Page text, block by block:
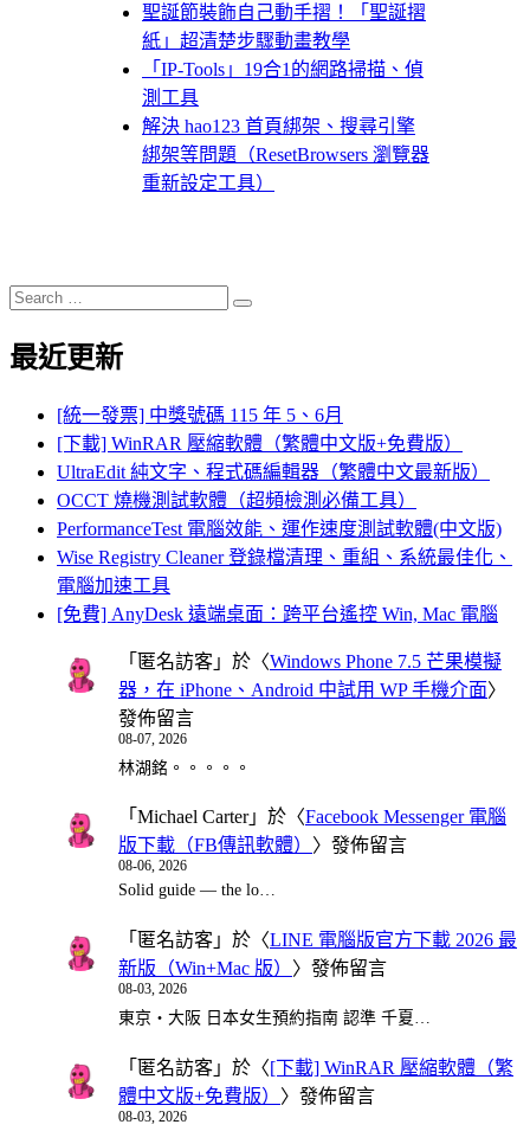
聖誕節裝飾自己動手摺！「聖誕摺
紙」超清楚步驟動畫教學
「IP-Tools」19合1的網路掃描、偵
測工具
解決 hao123 首頁綁架、搜尋引擎
綁架等問題（ResetBrowsers 瀏覽器
重新設定工具）
Search
for:
Search
最近更新
[統一發票] 中獎號碼 115 年 5、6月
[下載] WinRAR 壓縮軟體（繁體中文版+免費版）
UltraEdit 純文字、程式碼編輯器（繁體中文最新版）
OCCT 燒機測試軟體（超頻檢測必備工具）
PerformanceTest 電腦效能、運作速度測試軟體(中文版)
Wise Registry Cleaner 登錄檔清理、重組、系統最佳化、
電腦加速工具
[免費] AnyDesk 遠端桌面：跨平台遙控 Win, Mac 電腦
「 匿名訪客 」於〈Windows Phone 7.5 芒果模擬
器，在 iPhone、Android 中試用 WP 手機介面〉
發佈留言
08-07, 2026
林湖銘。。。。。
「 Michael Carter」於〈Facebook Messenger 電腦
版下載（FB傳訊軟體） 〉發佈留言
08-06, 2026
Solid guide — the lo…
「 匿名訪客 」於〈LINE 電腦版官方下載 2026 最
新版（Win+Mac 版） 〉發佈留言
08-03, 2026
東京・大阪 日本女生預約指南 認準 千夏…
「 匿名訪客 」於〈[下載] WinRAR 壓縮軟體（繁
體中文版+免費版） 〉發佈留言
08-03, 2026